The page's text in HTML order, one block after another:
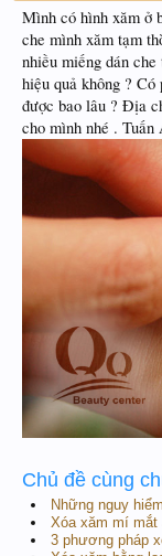
Mình có hình xăm ở
che mình xăm tạm
nhiều miếng dán
hiệu quả không ?
được bao lâu ? Địa
cho mình nhé .
Chủ đề cùng
Những nguy
Xóa xăm mí mắt
3 phương pháp